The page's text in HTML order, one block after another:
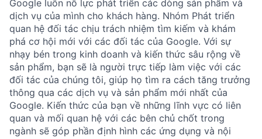
Google luôn nỗ lực phát triển các dòng sản phẩm và
dịch vụ của mình cho khách hàng. Nhóm Phát triển
quan hệ đối tác chịu trách nhiệm tìm kiếm và khám
phá cơ hội mới với các đối tác của Google. Với sự
nhạy bén trong kinh doanh và kiến thức sâu rộng về
sản phẩm, bạn sẽ là người trực tiếp làm việc với các
đối tác của chúng tôi, giúp họ tìm ra cách tăng trưởng
thông qua các dịch vụ và sản phẩm mới nhất của
Google. Kiến thức của bạn về những lĩnh vực có liên
quan và mối quan hệ với các bên chủ chốt trong
ngành sẽ góp phần định hình các ứng dụng và nội